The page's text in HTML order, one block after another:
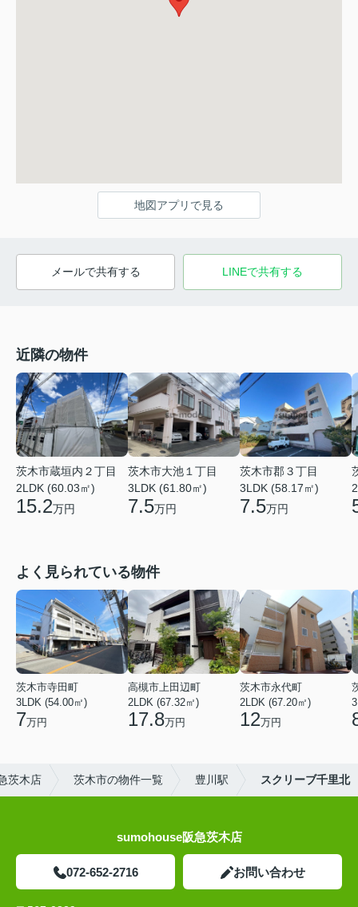
地図アプリで見る
メールで共有する LINEで共有する
近隣の物件
茨木市蔵垣内２丁目
2LDK (60.03㎡)
15.2万円
茨木市大池１丁目
3LDK (61.80㎡)
7.5万円
茨木市郡３丁目
3LDK (58.17㎡)
7.5万円
よく見られている物件
茨木市寺田町
3LDK (54.00㎡)
7万円
高槻市上田辺町
2LDK (67.32㎡)
17.8万円
茨木市永代町
2LDK (67.20㎡)
12万円
茨木店 茨木市の物件一覧 豊川駅 スクリーブ千里北
sumohouse阪急茨木店
072-652-2716 お問い合わせ